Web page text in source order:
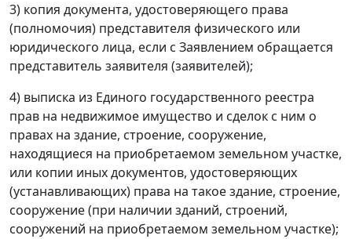
3) копия документа, удостоверяющего права
(полномочия) представителя физического или
юридического лица, если с Заявлением обращается
представитель заявителя (заявителей);
4) выписка из Единого государственного реестра
прав на недвижимое имущество и сделок с ним о
правах на здание, строение, сооружение,
находящиеся на приобретаемом земельном участке,
или копии иных документов, удостоверяющих
(устанавливающих) права на такое здание, строение,
сооружение (при наличии зданий, строений,
сооружений на приобретаемом земельном участке);